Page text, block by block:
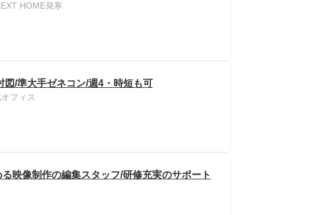
HOME発寒
/準大手ゼネコン/週4・時短も可
フィス
映像制作の編集スタッフ/研修充実のサポート